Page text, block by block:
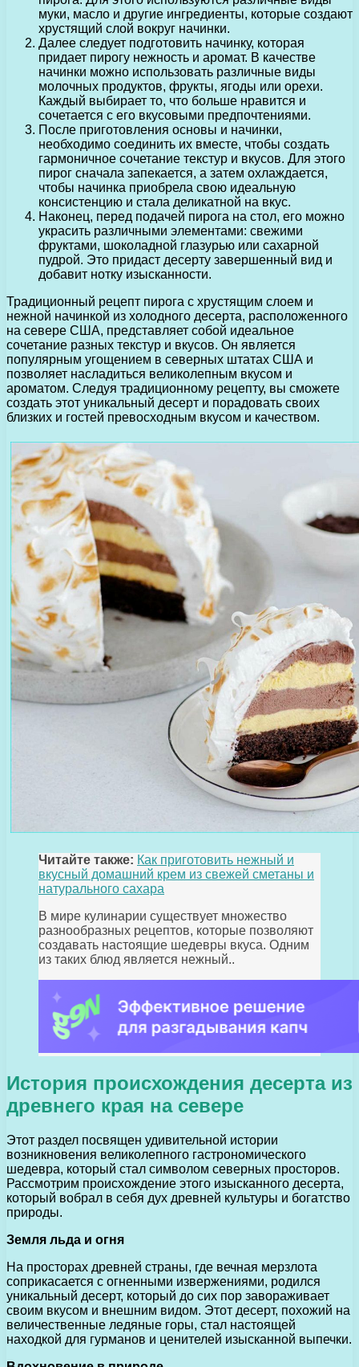
муки, масло и другие ингредиенты, которые создают
хрустящий слой вокруг начинки.
Далее следует подготовить начинку, которая
придает пирогу нежность и аромат. В качестве
начинки можно использовать различные виды
молочных продуктов, фрукты, ягоды или орехи.
Каждый выбирает то, что больше нравится и
сочетается с его вкусовыми предпочтениями.
После приготовления основы и начинки,
необходимо соединить их вместе, чтобы создать
гармоничное сочетание текстур и вкусов. Для этого
пирог сначала запекается, а затем охлаждается,
чтобы начинка приобрела свою идеальную
консистенцию и стала деликатной на вкус.
Наконец, перед подачей пирога на стол, его можно
украсить различными элементами: свежими
фруктами, шоколадной глазурью или сахарной
пудрой. Это придаст десерту завершенный вид и
добавит нотку изысканности.
Традиционный рецепт пирога с хрустящим слоем и
нежной начинкой из холодного десерта, расположенного
на севере США, представляет собой идеальное
сочетание разных текстур и вкусов. Он является
популярным угощением в северных штатах США и
позволяет насладиться великолепным вкусом и
ароматом. Следуя традиционному рецепту, вы сможете
создать этот уникальный десерт и порадовать своих
близких и гостей превосходным вкусом и качеством.
Читайте также: Как приготовить нежный и
вкусный домашний крем из свежей сметаны и
натурального сахара
В мире кулинарии существует множество
разнообразных рецептов, которые позволяют
создавать настоящие шедевры вкуса. Одним
из таких блюд является нежный..
История происхождения десерта из
древнего края на севере
Этот раздел посвящен удивительной истории
возникновения великолепного гастрономического
шедевра, который стал символом северных просторов.
Рассмотрим происхождение этого изысканного десерта,
который вобрал в себя дух древней культуры и богатство
природы.
Земля льда и огня
На просторах древней страны, где вечная мерзлота
соприкасается с огненными извержениями, родился
уникальный десерт, который до сих пор завораживает
своим вкусом и внешним видом. Этот десерт, похожий на
величественные ледяные горы, стал настоящей
находкой для гурманов и ценителей изысканной выпечки.